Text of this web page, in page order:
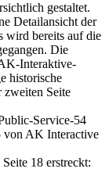
gestaltet.
Detailansicht der
wird bereits auf die
Die
Interaktive-
historische
Seite
18 erstreckt: